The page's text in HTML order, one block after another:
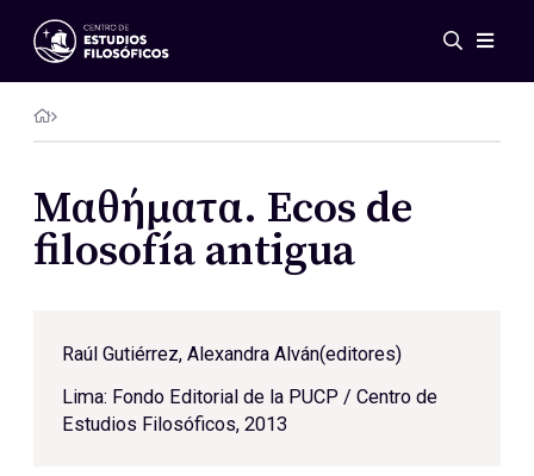
Eventos
Novedades
Investigación
Publicaciones
Galería
Miembros
Reglamento
Convenios
Μαθήματα. Ecos de
filosofía antigua
Raúl Gutiérrez, Alexandra Alván(editores)
Lima: Fondo Editorial de la PUCP / Centro de
Estudios Filosóficos, 2013